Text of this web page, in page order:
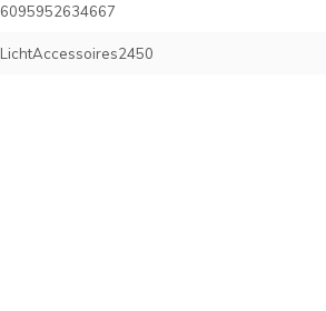
6095952634667
LichtAccessoires2450